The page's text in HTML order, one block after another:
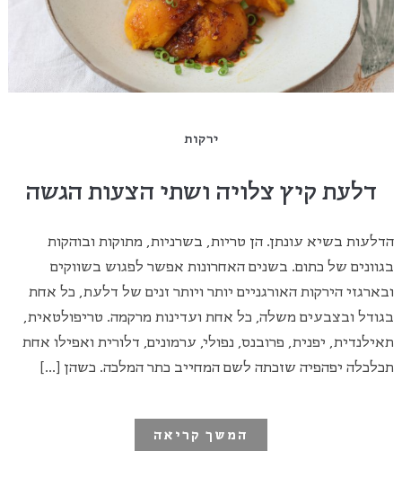
ירקות
דלעת קיץ צלויה ושתי הצעות הגשה
הדלעות בשיא עונתן. הן טריות, בשרניות, מתוקות ובוהקות
בגוונים של כתום. בשנים האחרונות אפשר לפגוש בשווקים
ובארגזי הירקות האורגניים יותר ויותר זנים של דלעת, כל אחת
בגודל ובצבעים משלה, כל אחת ועדינות מרקמה. טריפולטאית,
תאילנדית, יפנית, פרובנס, נפולי, ערמונים, דלורית ואפילו אחת
תכלכלה יפהפיה שזכתה לשם המחייב כתר המלכה. כשהן […]
המשך קריאה